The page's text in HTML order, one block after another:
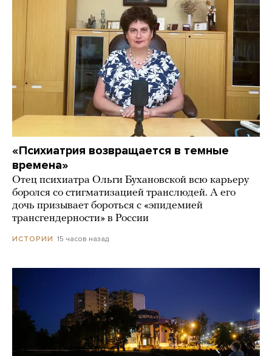
«Психиатрия возвращается в темные
времена»
Отец психиатра Ольги Бухановской всю карьеру
боролся со стигматизацией транслюдей. А его
дочь призывает бороться с «эпидемией
трансгендерности» в России
ИСТОРИИ 15 часов назад